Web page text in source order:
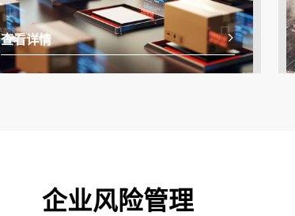
查看详情
企业风险管理